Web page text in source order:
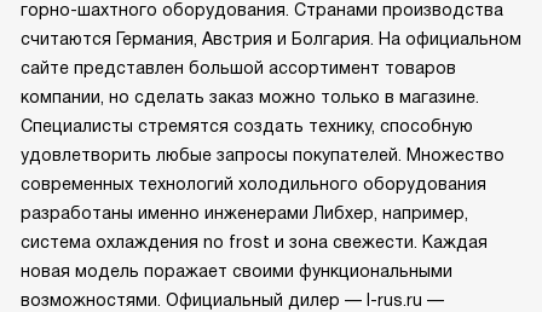
горно-шахтного оборудования. Странами производства
считаются Германия, Австрия и Болгария. На официальном
сайте представлен большой ассортимент товаров
компании, но сделать заказ можно только в магазине.
Специалисты стремятся создать технику, способную
удовлетворить любые запросы покупателей. Множество
современных технологий холодильного оборудования
разработаны именно инженерами Либхер, например,
система охлаждения no frost и зона свежести. Каждая
новая модель поражает своими функциональными
возможностями. Официальный дилер — l-rus.ru —